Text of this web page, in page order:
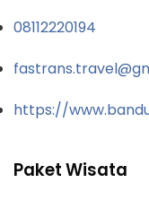
08112220194
https://
Paket Wisata